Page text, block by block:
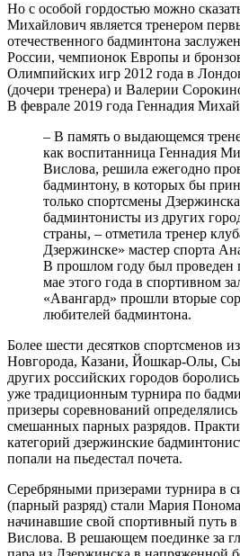
Но с особой гордостью можно
Михайлович является тренером
отечественного бадминтона
России, чемпионок Европы и
Олимпийских игр 2012 года в
(дочери тренера) и Валерии
В феврале 2019 года Геннадия
– В память о выдающемся
как воспитанница Геннадия
Вислова, решила ежегодно
бадминтону, в которых бы
только спортсмены
бадминтонисты из других
страны, – отметила тренер
Дзержинске» мастер спорта
В прошлом году был проведен
мае этого года в спортивном
«Авангард» прошли вторые
любителей бадминтона.
Более шести десятков спортсменов
Новгорода, Казани, Йошкар-Олы,
других российских городов
уже традиционным турнира по
призеры соревнований
смешанных парных разрядов.
категорий дзержинские
попали на пьедестал почета.
Серебряными призерами турнира в
(парный разряд) стали Мария
начинавшие свой спортивный путь
Вислова. В решающем поединке за